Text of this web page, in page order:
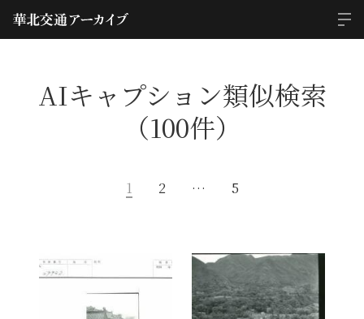
AIキャプション類似検索
（100件）
1 2 … 5